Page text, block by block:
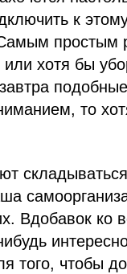
к
простым
хотя бы
то
Вдобавок ко
того, чтобы